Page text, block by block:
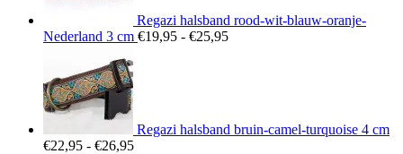
Regazi halsband rood-wit-blauw-oranje-
Nederland 3 cm €19,95 - €25,95Prijsklasse:
Regazi halsband bruin-camel-turquoise 4 cm
€22,95 - €26,95Prijsklasse: